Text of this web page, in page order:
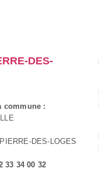
DES-
commune :
DES-LOGES
33 34 00 32